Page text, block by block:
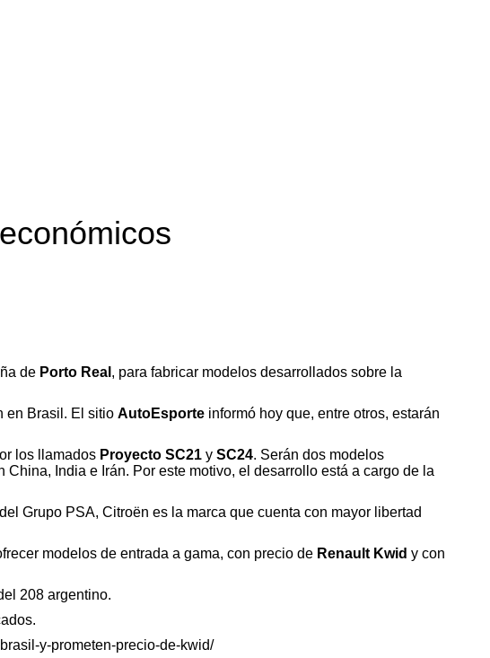
de Porto Real , para fabricar modelos desarrollados sobre la
en Brasil. El sitio AutoEsporte informó hoy que, entre otros, estarán
los llamados Proyecto SC21 y SC24. Serán dos modelos
China, India e Irán. Por este motivo, el desarrollo está a cargo de la
Grupo PSA, Citroën es la marca que cuenta con mayor libertad
modelos de entrada a gama, con precio de Renault Kwid y con
208 argentino.
y-prometen-precio-de-kwid/